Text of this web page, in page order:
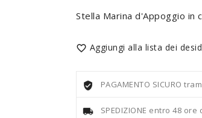
Stella Marina d'Appoggio in
 Aggiungi alla lista dei
PAGAMENTO SICURO
SPEDIZIONE entro 48